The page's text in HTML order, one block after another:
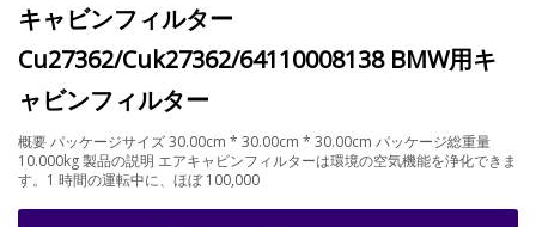
キャビンフィルター
Cu27362/Cuk27362/64110008138 BMW用キ
ャビンフィルター
概要 パッケージサイズ 30.00cm * 30.00cm * 30.00cm パッケージ総重量
10.000kg 製品の説明 エアキャビンフィルターは環境の空気機能を浄化できま
す。1 時間の運転中に、ほぼ 100,000